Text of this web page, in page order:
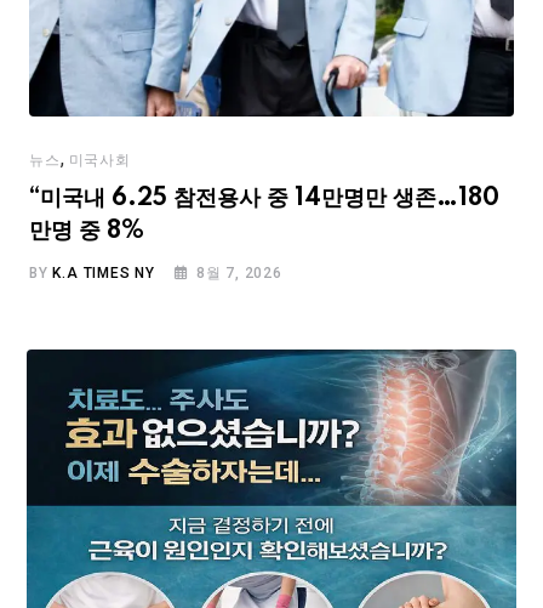
뉴스, 미국사회
“미국내 6.25 참전용사 중 14만명만 생존…180
만명 중 8%
BY K.A TIMES NY 8월 7, 2026